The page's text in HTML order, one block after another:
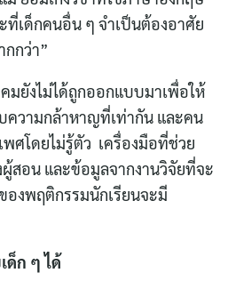
เด็กคนอื่น ๆ จำเป็นต้องอาศัย
กกว่า”
มยังไม่ได้ถูกออกแบบมาเพื่อให้
วามกล้าหาญที่เท่ากัน และคน
ศโดยไม่รู้ตัว เครื่องมือที่ช่วย
สอน และข้อมูลจากงานวิจัยที่จะ
งพฤติกรรมนักเรียนจะมี
ด็ก ๆ ได้